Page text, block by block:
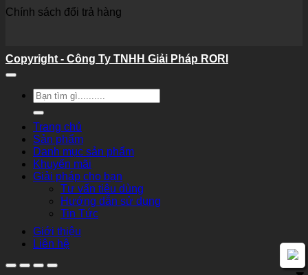
Chính sách đổi trả hàng
Copyright - Công Ty TNHH Giải Pháp RORI
Tìm
kiếm:
Trang chủ
Sản phẩm
Danh mục sản phẩm
Khuyến mãi
Giải pháp cho bạn
Tư vấn tiêu dùng
Hướng dẫn sử dụng
Tin Tức
Giới thiệu
Liên hệ